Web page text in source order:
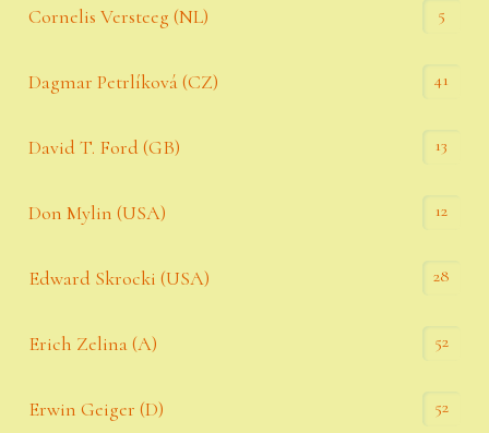
Cornelis Versteeg (NL) 5
Dagmar Petrlíková (CZ) 41
David T. Ford (GB) 13
Don Mylin (USA) 12
Edward Skrocki (USA) 28
Erich Zelina (A) 52
Erwin Geiger (D) 52